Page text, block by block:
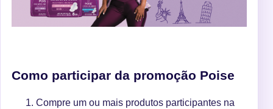
Como participar da promoção Poise
Compre um ou mais produtos participantes na